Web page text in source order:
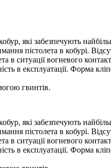
які забезпечують
пістолета в кобурі.
в ситуації вогневого
в експлуатації. Форма
гвинтів.
які забезпечують
пістолета в кобурі.
в ситуації вогневого
в експлуатації. Форма